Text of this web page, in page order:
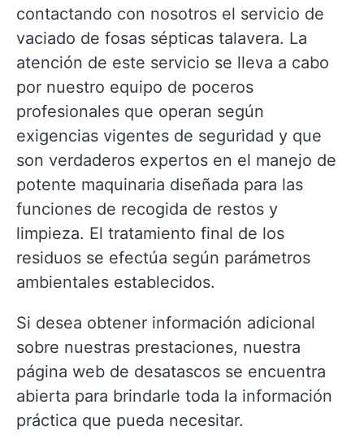
contactando con nosotros el servicio de
vaciado de fosas sépticas talavera. La
atención de este servicio se lleva a cabo
por nuestro equipo de poceros
profesionales que operan según
exigencias vigentes de seguridad y que
son verdaderos expertos en el manejo de
potente maquinaria diseñada para las
funciones de recogida de restos y
limpieza. El tratamiento final de los
residuos se efectúa según parámetros
ambientales establecidos.
Si desea obtener información adicional
sobre nuestras prestaciones, nuestra
página web de desatascos se encuentra
abierta para brindarle toda la información
práctica que pueda necesitar.